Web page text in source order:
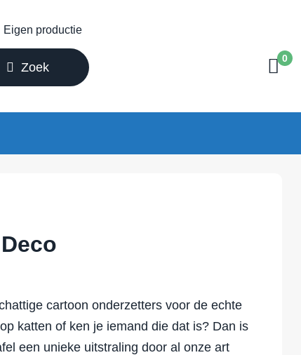
Eigen productie
Zoek
0
cartoon onderzetters voor de echte
katten of ken je iemand die dat is? Dan is
een unieke uitstraling door al onze art